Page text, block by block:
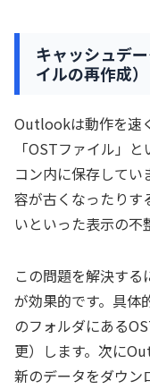
キャッシュデ
イルの再作成）
Outlookは動作を速
「OSTファイル」
コン内に保存してい
容が古くなったりす
いといった表示の不
この問題を解決す
が効果的です。具
のフォルダにある
更）します。次に
新のデータをダウン